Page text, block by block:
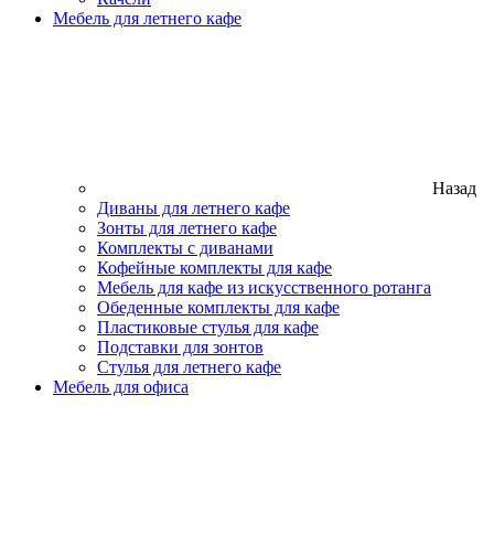
Мебель для летнего кафе
Назад
Диваны для летнего кафе
Зонты для летнего кафе
Комплекты с диванами
Кофейные комплекты для кафе
Мебель для кафе из искусственного ротанга
Обеденные комплекты для кафе
Пластиковые стулья для кафе
Подставки для зонтов
Стулья для летнего кафе
Мебель для офиса